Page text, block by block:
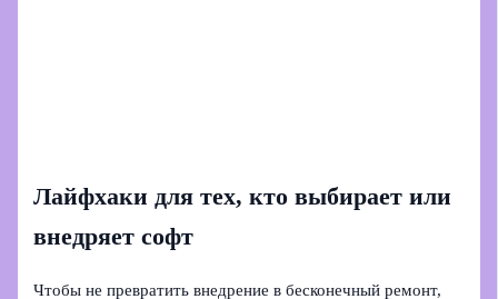
Лайфхаки для тех, кто выбирает или
внедряет софт
Чтобы не превратить внедрение в бесконечный ремонт,